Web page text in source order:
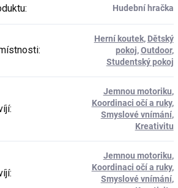
: Hudební hračka
:
Herní koutek, Dětský
pokoj,Outdoor,
Studentský pokoj
:
Jemnou motoriku,
Koordinaci očí a ruky,
Smyslové vnímání,
Kreativitu
:
Jemnou motoriku,
Koordinaci očí a ruky,
Smyslové vnímání,